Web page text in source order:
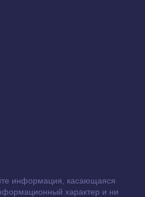
информация, касающаяся
характер и ни